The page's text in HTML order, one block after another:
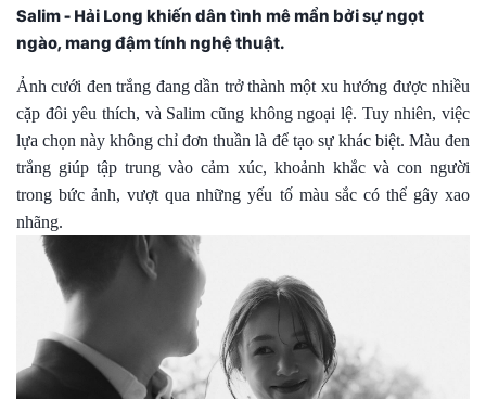
Salim - Hải Long khiến dân tình mê mẩn bởi sự ngọt
ngào, mang đậm tính nghệ thuật.
Ảnh cưới đen trắng đang dần trở thành một xu hướng được nhiều
cặp đôi yêu thích, và Salim cũng không ngoại lệ. Tuy nhiên, việc
lựa chọn này không chỉ đơn thuần là để tạo sự khác biệt. Màu đen
trắng giúp tập trung vào cảm xúc, khoảnh khắc và con người
trong bức ảnh, vượt qua những yếu tố màu sắc có thể gây xao
nhãng.